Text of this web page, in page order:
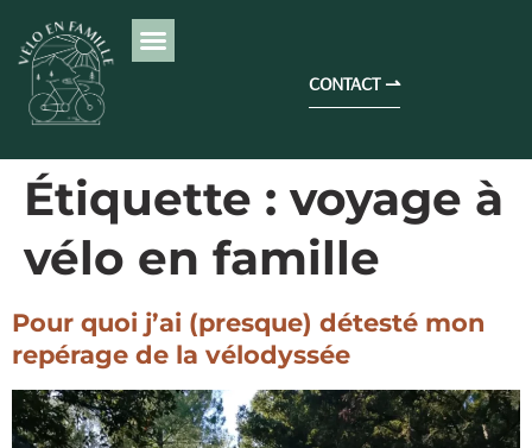
CONTACT ⇀
Étiquette :voyage à
vélo en famille
Pour quoi j’ai (presque) détesté mon
repérage de la vélodyssée